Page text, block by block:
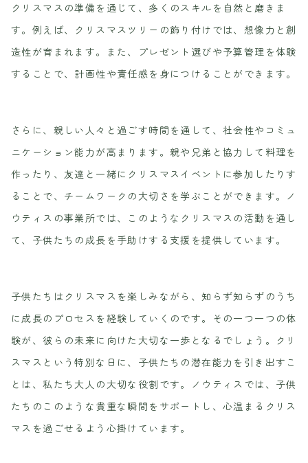
クリスマスの準備を通じて、多くのスキルを自然と磨きま
す。例えば、クリスマスツリーの飾り付けでは、想像力と創
造性が育まれます。また、プレゼント選びや予算管理を体験
することで、計画性や責任感を身につけることができます。
さらに、親しい人々と過ごす時間を通して、社会性やコミュ
ニケーション能力が高まります。親や兄弟と協力して料理を
作ったり、友達と一緒にクリスマスイベントに参加したりす
ることで、チームワークの大切さを学ぶことができます。ノ
ウティスの事業所では、このようなクリスマスの活動を通し
て、子供たちの成長を手助けする支援を提供しています。
子供たちはクリスマスを楽しみながら、知らず知らずのうち
に成長のプロセスを経験していくのです。その一つ一つの体
験が、彼らの未来に向けた大切な一歩となるでしょう。クリ
スマスという特別な日に、子供たちの潜在能力を引き出すこ
とは、私たち大人の大切な役割です。ノウティスでは、子供
たちのこのような貴重な瞬間をサポートし、心温まるクリス
マスを過ごせるよう心掛けています。